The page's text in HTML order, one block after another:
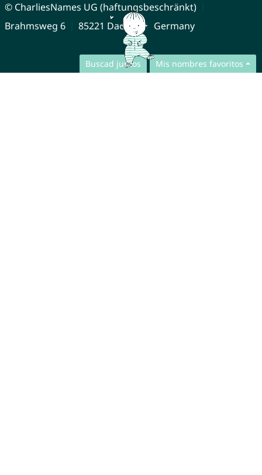
Buscad juntos Mis nombres favoritos
© CharliesNames UG (haftungsbeschränkt)
Brahmsweg 6
85221 Dachau Germany